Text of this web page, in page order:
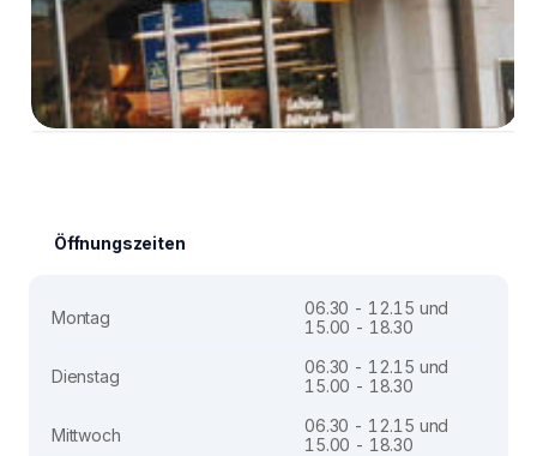
Öffnungszeiten
Montag
06.30 - 12.15 und
15.00 - 18.30
Dienstag
06.30 - 12.15 und
15.00 - 18.30
Mittwoch
06.30 - 12.15 und
15.00 - 18.30